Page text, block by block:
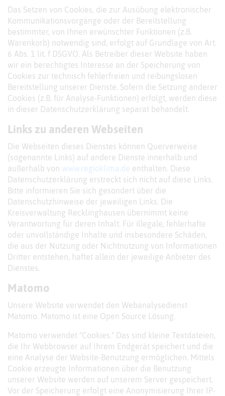
Das Setzen von Cookies, die zur Ausübung elektronischer
Kommunikationsvorgänge oder der Bereitstellung
bestimmter, von Ihnen erwünschter Funktionen (z.B.
Warenkorb) notwendig sind, erfolgt auf Grundlage von Art.
6 Abs. 1 lit. f DSGVO. Als Betreiber dieser Website haben
wir ein berechtigtes Interesse an der Speicherung von
Cookies zur technisch fehlerfreien und reibungslosen
Bereitstellung unserer Dienste. Sofern die Setzung anderer
Cookies (z.B. für Analyse-Funktionen) erfolgt, werden diese
in dieser Datenschutzerklärung separat behandelt.
Links zu anderen Webseiten
Die Webseiten dieses Dienstes können Querverweise
(sogenannte Links) auf andere Dienste innerhalb und
außerhalb von www.regioklima.de enthalten. Diese
Datenschutzerklärung erstreckt sich nicht auf diese Links.
Bitte informieren Sie sich gesondert über die
Datenschutzhinweise der jeweiligen Links. Die
Kreisverwaltung Recklinghausen übernimmt keine
Verantwortung für deren Inhalt. Für illegale, fehlerhafte
oder unvollständige Inhalte und insbesondere Schäden,
die aus der Nutzung oder Nichtnutzung von Informationen
Dritter entstehen, haftet allein der jeweilige Anbieter des
Dienstes.
Matomo
Unsere Website verwendet den Webanalysedienst
Matomo. Matomo ist eine Open Source Lösung.
Matomo verwendet "Cookies." Das sind kleine Textdateien,
die Ihr Webbrowser auf Ihrem Endgerät speichert und die
eine Analyse der Website-Benutzung ermöglichen. Mittels
Cookie erzeugte Informationen über die Benutzung
unserer Website werden auf unserem Server gespeichert.
Vor der Speicherung erfolgt eine Anonymisierung Ihrer IP-